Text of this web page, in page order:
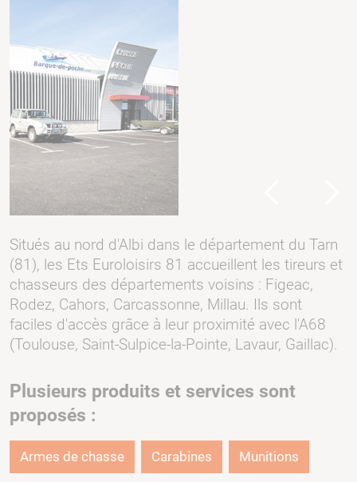
Situés au nord d'Albi dans le département du Tarn
(81), les Ets Euroloisirs 81 accueillent les tireurs et
chasseurs des départements voisins : Figeac,
Rodez, Cahors, Carcassonne, Millau. Ils sont
faciles d'accès grâce à leur proximité avec l'A68
(Toulouse, Saint-Sulpice-la-Pointe, Lavaur, Gaillac).
Plusieurs produits et services sont
proposés :
Armes de chasse Carabines Munitions